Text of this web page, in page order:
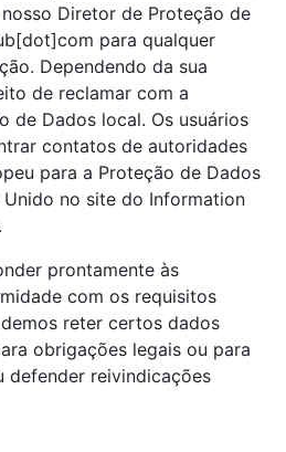
Diretor de Proteção de
para qualquer
Dependendo da sua
de reclamar com a
de Dados local. Os usuários
contatos de autoridades
para a Proteção de Dados
no site do Information
prontamente às
com os requisitos
reter certos dados
obrigações legais ou para
defender reivindicações